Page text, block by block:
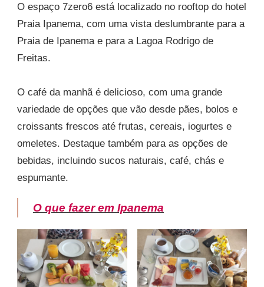
O espaço 7zero6 está localizado no rooftop do hotel
Praia Ipanema, com uma vista deslumbrante para a
Praia de Ipanema e para a Lagoa Rodrigo de
Freitas.
O café da manhã é delicioso, com uma grande
variedade de opções que vão desde pães, bolos e
croissants frescos até frutas, cereais, iogurtes e
omeletes. Destaque também para as opções de
bebidas, incluindo sucos naturais, café, chás e
espumante.
O que fazer em Ipanema